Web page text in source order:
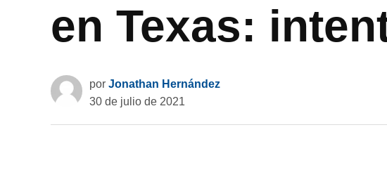
en Texas:
por Jonathan Hernández
30 de julio de 2021